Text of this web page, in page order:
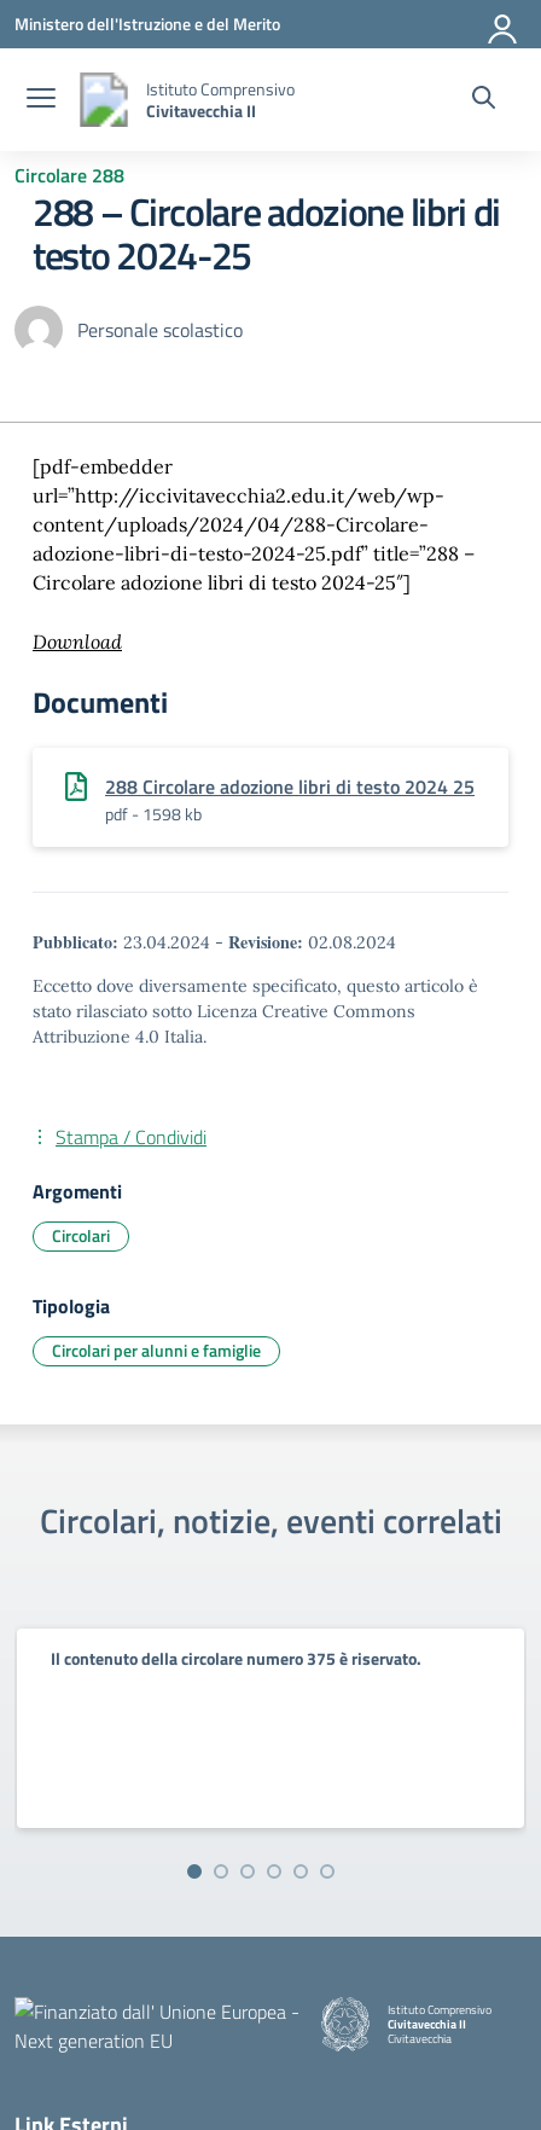
Vai ai contenuti
Vai al menu di navigazione
Vai al footer
Ministero dell'Istruzione e del Merito
Istituto Comprensivo
Civitavecchia II
Circolare 288
288 – Circolare adozione libri di
testo 2024-25
Personale scolastico
[pdf-embedder
url=”http://iccivitavecchia2.edu.it/web/wp-
content/uploads/2024/04/288-Circolare-
adozione-libri-di-testo-2024-25.pdf” title=”288 –
Circolare adozione libri di testo 2024-25″]
Download
Documenti
288 Circolare adozione libri di testo 2024 25
pdf - 1598 kb
Pubblicato: 23.04.2024 - Revisione: 02.08.2024
Eccetto dove diversamente specificato, questo articolo è
stato rilasciato sotto Licenza Creative Commons
Attribuzione 4.0 Italia.
Stampa / Condividi
Argomenti
Circolari
Tipologia
Circolari per alunni e famiglie
Circolari, notizie, eventi correlati
Il contenuto della circolare numero 375 è riservato.
Istituto Comprensivo
Civitavecchia II
Civitavecchia